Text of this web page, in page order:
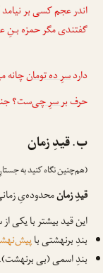
اندر عجم کسی بر نیامد
گفتندی مگر حمزه بـنِ
داردسرِ ده تومانچانه
حرفبر سرِ چی‌ست؟
ب. قیدِ زمان
(هم‌چنین نگاه کنید به
قیدِ زمانمحدوده‌یِ
این قید بیشتر با یکی
بندِ برنهشتی با
بندِ اسمی (بی برنهشت).